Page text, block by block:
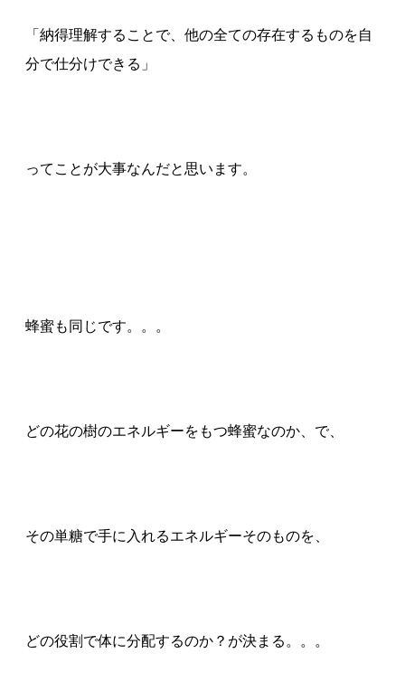
「納得理解することで、他の全ての存在するものを自
分で仕分けできる」
ってことが大事なんだと思います。
蜂蜜も同じです。。。
どの花の樹のエネルギーをもつ蜂蜜なのか、で、
その単糖で手に入れるエネルギーそのものを、
どの役割で体に分配するのか？が決まる。。。